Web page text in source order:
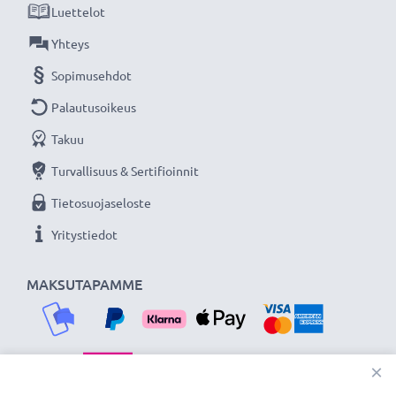
★ 3 vuoden takuu ★
Olemme vuonna 2004 perustettu kansainvälinen
verkkokauppa, joka tarjoaa laadukkaita tuotteita, ja
siksi tarjoamme 36 kuukauden takuun!
MAKSUTAPAMME
Luettelot
Yhteys
Sopimusehdot
Palautusoikeus
Takuu
Turvallisuus & Sertifioinnit
Tietosuojaseloste
Yritystiedot
×